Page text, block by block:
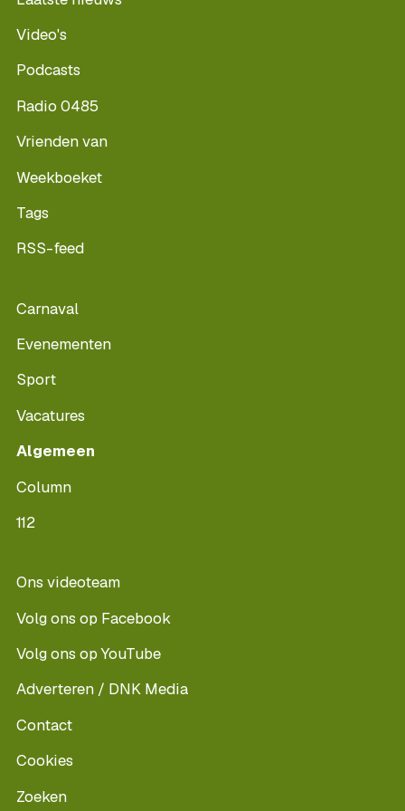
Video's
Podcasts
Radio 0485
Vrienden van
Weekboeket
Tags
RSS-feed
Carnaval
Evenementen
Sport
Vacatures
Algemeen
Column
112
Ons videoteam
Volg ons op Facebook
Volg ons op YouTube
Adverteren / DNK Media
Contact
Cookies
Zoeken